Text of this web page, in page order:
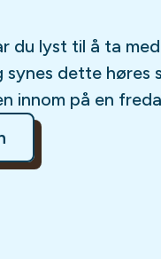
du lyst til å ta
dette høres
innom på en